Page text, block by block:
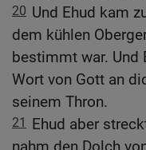
20 Und Ehud kam
dem kühlen
bestimmt war. Und
Wort von Gott an
seinem Thron.
21 Ehud aber
nahm den Dolch